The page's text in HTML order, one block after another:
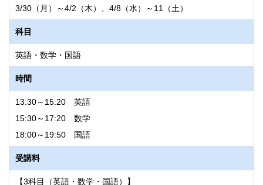
3/30（月）～4/2（木）、4/8（水）～11（土）
科目
英語・数学・国語
時間
13:30～15:20 英語
15:30～17:20 数学
18:00～19:50 国語
受講料
【3科目（英語・数学・国語）】